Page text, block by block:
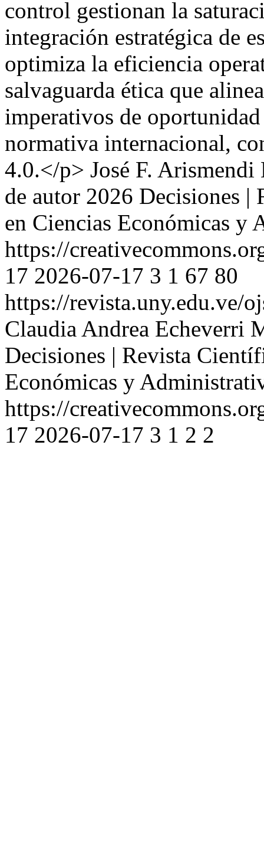
control gestionan la
integración estratégica de
optimiza la eficiencia
salvaguarda ética que
imperativos de
normativa internacional,
4.0.</p> José F. Arismendi
de autor 2026 Decisiones
en Ciencias Económicas y
https://
17 2026-07-17 3 1 67 80
https://revista.uny.edu.ve/
Claudia Andrea Echeverri
Decisiones | Revista
Económicas y
https://
17 2026-07-17 3 1 2 2